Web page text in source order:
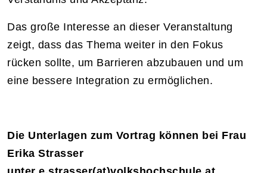
Das große Interesse an dieser Veranstaltung
zeigt, dass das Thema weiter in den Fokus
rücken sollte, um Barrieren abzubauen und um
eine bessere Integration zu ermöglichen.
Die Unterlagen zum Vortrag können bei Frau
Erika Strasser